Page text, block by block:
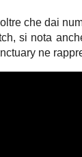
che dai
si nota
ne